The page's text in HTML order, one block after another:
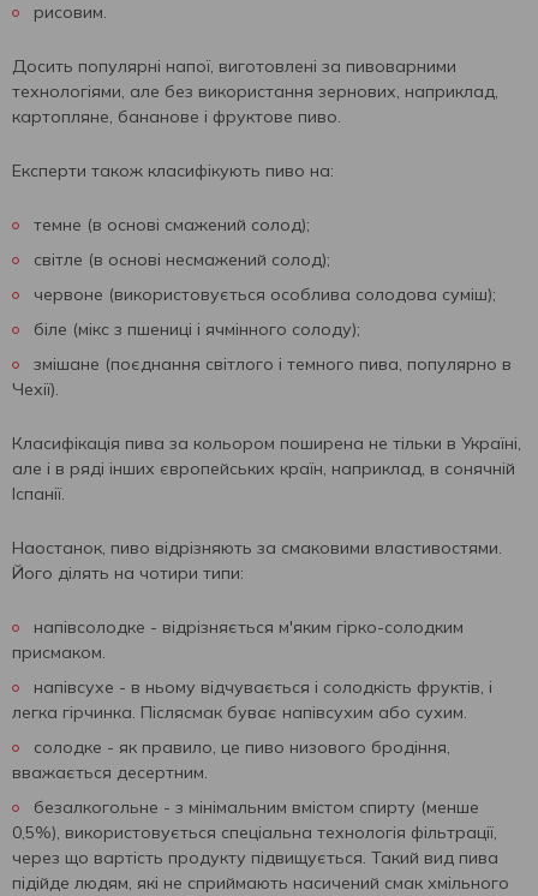
рисовим.
Досить популярні напої, виготовлені за пивоварними
технологіями, але без використання зернових, наприклад,
картопляне, бананове і фруктове пиво.
Експерти також класифікують пиво на:
темне (в основі смажений солод);
світле (в основі несмажений солод);
червоне (використовується особлива солодова суміш);
біле (мікс з пшениці і ячмінного солоду);
змішане (поєднання світлого і темного пива, популярно в
Чехії).
Класифікація пива за кольором поширена не тільки в Україні,
але і в ряді інших європейських країн, наприклад, в сонячній
Іспанії.
Наостанок, пиво відрізняють за смаковими властивостями.
Його ділять на чотири типи:
напівсолодке - відрізняється м'яким гірко-солодким
присмаком.
напівсухе - в ньому відчувається і солодкість фруктів, і
легка гірчинка. Післясмак буває напівсухим або сухим.
солодке - як правило, це пиво низового бродіння,
вважається десертним.
безалкогольне - з мінімальним вмістом спирту (менше
0,5%), використовується спеціальна технологія фільтрації,
через що вартість продукту підвищується. Такий вид пива
підійде людям, які не сприймають насичений смак хмільного